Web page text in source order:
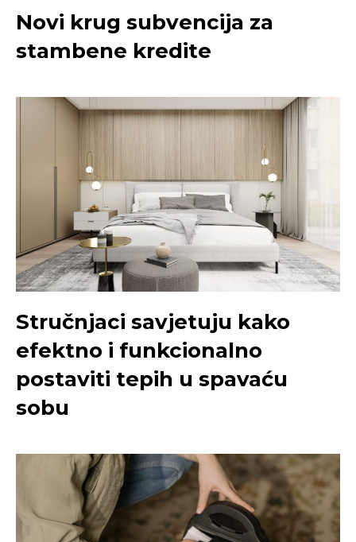
Novi krug subvencija za
stambene kredite
Stručnjaci savjetuju kako
efektno i funkcionalno
postaviti tepih u spavaću
sobu